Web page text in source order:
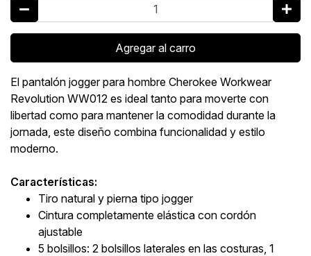
Agregar al carro
El pantalón jogger para hombre Cherokee Workwear
Revolution WW012 es ideal tanto para moverte con
libertad como para mantener la comodidad durante la
jornada, este diseño combina funcionalidad y estilo
moderno.
Características:
Tiro natural y pierna tipo jogger
Cintura completamente elástica con cordón
ajustable
5 bolsillos: 2 bolsillos laterales en las costuras, 1